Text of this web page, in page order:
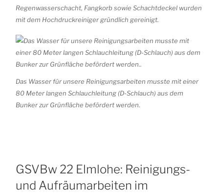
Regenwasserschacht, Fangkorb sowie Schachtdeckel wurden
mit dem Hochdruckreiniger gründlich gereinigt.
Das Wasser für unsere Reinigungsarbeiten musste mit einer
80 Meter langen Schlauchleitung (D-Schlauch) aus dem
Bunker zur Grünfläche befördert werden.
GSVBw 22 Elmlohe: Reinigungs-
und Aufräumarbeiten im